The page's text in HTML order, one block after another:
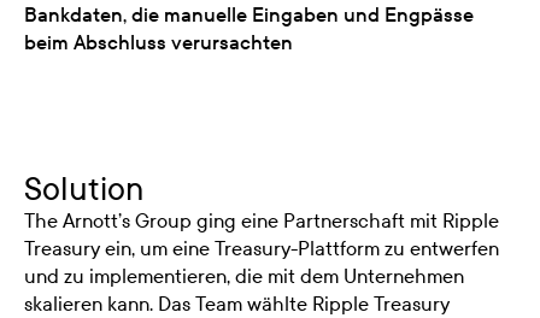
Bankdaten, die manuelle Eingaben und Engpässe
beim Abschluss verursachten
Solution
The Arnott’s Group ging eine Partnerschaft mit Ripple
Treasury ein, um eine Treasury-Plattform zu entwerfen
und zu implementieren, die mit dem Unternehmen
skalieren kann. Das Team wählte Ripple Treasury